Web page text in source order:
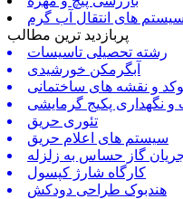
سیستم های انتقال آب گرم
پربازدید ترین مطالب
رشته تحصیلی تاسیسات
آبگرمکن خورشیدی
و نقشه های ساختمانی
نگهداری پکیج گرمایشی
تئوری حریق
سیستم های اعلام حریق
گاز حساس به زلزله
کارگاه شارژ کپسول
هندبوک طراحی دودکش